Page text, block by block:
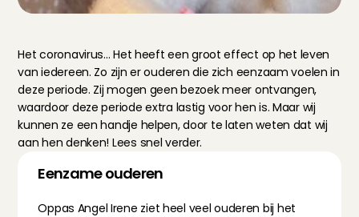
Het coronavirus... Het heeft een groot effect op het leven
van iedereen. Zo zijn er ouderen die zich eenzaam voelen in
deze periode. Zij mogen geen bezoek meer ontvangen,
waardoor deze periode extra lastig voor hen is. Maar wij
kunnen ze een handje helpen, door te laten weten dat wij
aan hen denken! Lees snel verder.
Eenzame ouderen
Oppas Angel Irene ziet heel veel ouderen bij het